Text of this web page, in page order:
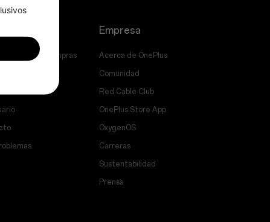
sobre compras
Empresa
Acerca de OnePlus
Comunidad
Red Cable Club
OnePlus Store App
OxygenOS
Carreras
Sustentabilidad
Prensa